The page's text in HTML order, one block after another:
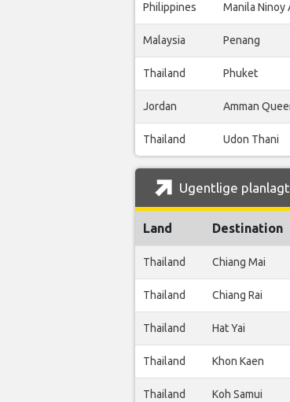
Philippines Manila Ninoy
Malaysia Penang
Thailand Phuket
Jordan Amman
Thailand Udon Thani
Ugentlige
Land Destination
Thailand Chiang Mai
Thailand Chiang Rai
Thailand Hat Yai
Thailand Khon Kaen
Thailand Koh Samui